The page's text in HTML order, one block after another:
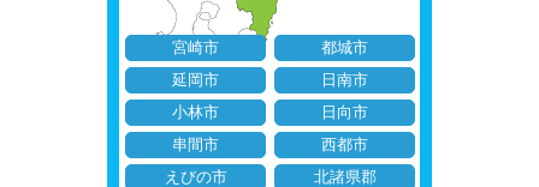
宮崎市
都城市
延岡市
日南市
小林市
日向市
串間市
西都市
えびの市
北諸県郡